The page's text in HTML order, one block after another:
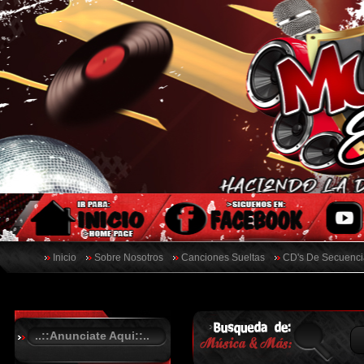
Inicio Sobre Nosotros Canciones Sueltas CD's De
..::Anunciate Aqui::..